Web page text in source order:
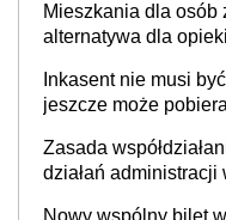
Mieszkania dla osób
alternatywa dla
Inkasent nie musi
jeszcze może
Zasada
działań administracji
Nowy wspólny bilet